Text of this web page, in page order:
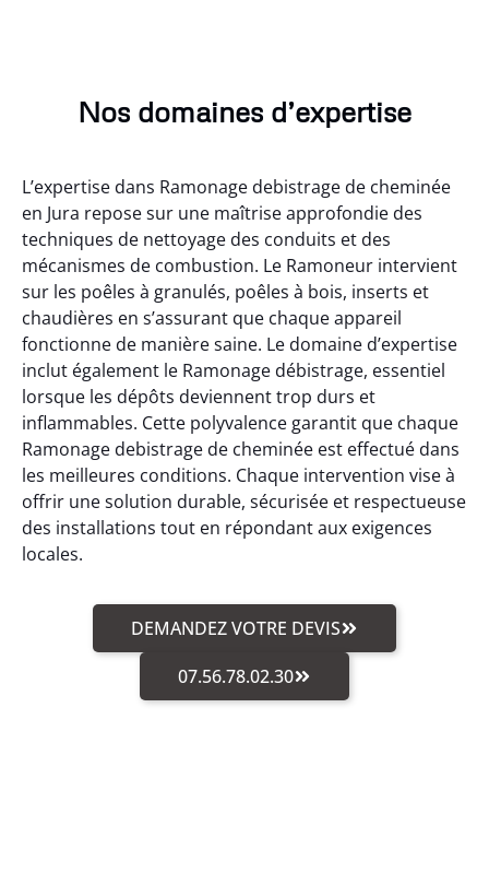
Nos domaines d’expertise
L’expertise dans Ramonage debistrage de cheminée
en Jura repose sur une maîtrise approfondie des
techniques de nettoyage des conduits et des
mécanismes de combustion. Le Ramoneur intervient
sur les poêles à granulés, poêles à bois, inserts et
chaudières en s’assurant que chaque appareil
fonctionne de manière saine. Le domaine d’expertise
inclut également le Ramonage débistrage, essentiel
lorsque les dépôts deviennent trop durs et
inflammables. Cette polyvalence garantit que chaque
Ramonage debistrage de cheminée est effectué dans
les meilleures conditions. Chaque intervention vise à
offrir une solution durable, sécurisée et respectueuse
des installations tout en répondant aux exigences
locales.
DEMANDEZ VOTRE DEVIS
07.56.78.02.30